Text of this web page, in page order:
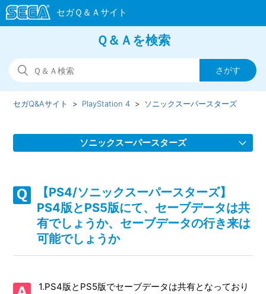
Ｑ＆Ａを検索
セガQ&Aサイト PlayStation 4 ソニックスーパースターズ
ソニックスーパースターズ
Store 版の問い合わせ先はどこですか
【PS4/ソニックスーパースターズ】取扱説明書（マニュア
ル）はどこかで見られますか
【PS4/ソニックスーパースターズ】プレイ動画やゲーム画
【PS4/ソニックスーパースターズ】
PS4版とPS5版にて、セーブデータは共
有でしょうか、セーブデータの行き来は
可能でしょうか
1.PS4版とPS5版でセーブデータは共有となっており